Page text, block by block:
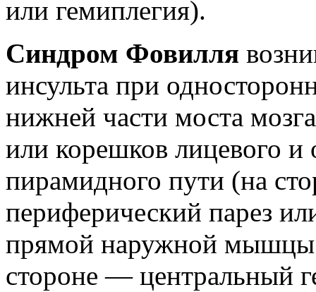
или гемиплегия).
Синдром Фовилля
инсульта при
нижней части моста
или корешков лицевого и
пирамидного пути (на
периферический парез
прямой наружной мышцы
стороне — центральный